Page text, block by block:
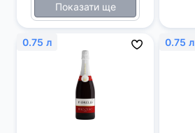
Показати ще
0.75 л 0.75 л